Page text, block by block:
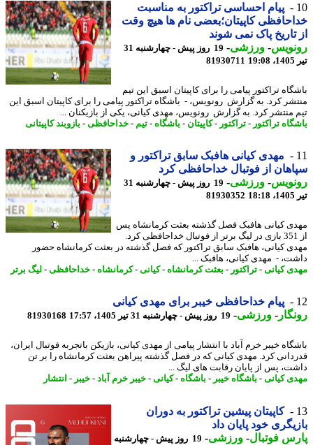
پیام احساسی تراکتور به مناسبت
کاپیتان؛بعضی نام ها هیچ وقت
پاک نمی شوند
-ورزشی-
19 روز پیش - چهارشنبه 31
81930711
تراکتور پیامی را برای کاپیتان اسبق این تیم
کرد. به گزارش رونویس، - باشگاه تراکتور پیامی را برای کاپیتان اسبق این
منتشر کرد. به گزارش رونویس، مهدی کیانی، یکی از بازیکنان ...
تراکتور -تراکتور -کاپیتان-باشگاه-تیم -خداحافظی-بازوبند کاپیتانی
مهدی کیانی هافبک سابق تراکتور و
از فوتبال خداحافظی کرد
-ورزشی-
19 روز پیش - چهارشنبه 31
81930352
کیانی هافبک فصل گذشته بعثت کرمانشاه پس
از 351 بازی در لیگ برتر از فوتبال خداحافظی کرد.
کیانی، هافبک سابق تراکتور که فصل گذشته در بعثت کرمانشاه حضور
- مهدی کیانی، هافبک ...
کیانی-تراکتور -بعثت کرمانشاه-کیانی-کرمانشاه-خداحافظی-لیگ برتر
پیام خداحافظی خیبر برای مهدی کیانی
-ورزشی-19 روز پیش - چهارشنبه 31 تیر 1405، 17:57 81930168
خیبر خرم آباد با انتشار پیامی از مهدی کیانی، بازیکن باتجربه فوتبال ایران،
کرد. مهدی کیانی که در فصل گذشته پیراهن بعثت کرمانشاه را بر تن
پس از پایان رقابت های لیگ ...
کیانی-باشگاه خیبر -باشگاه-کیانی-خیبر خرم آباد- خیبر -انتشار
کاپیتان پیشین تراکتور به دوران
خود پایان داد
فوتبال-ورزشی-
19 روز پیش - چهارشنبه